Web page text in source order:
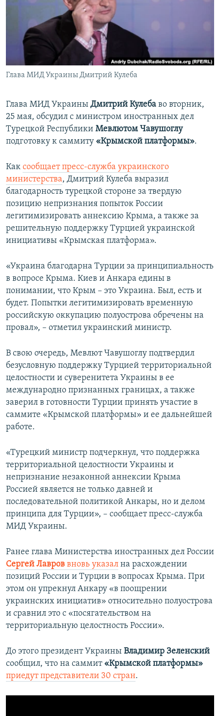
ПОБЕДИТЕЛЕЙ НЕ СУДЯТ?
КРЫМ.НЕПОКОРЕННЫЙ
ELIFBE
УКРАИНСКАЯ ПРОБЛЕМА КРЫМА
ПРИСОЕДИНЯЙТЕСЬ!
Все сайты RFE/RL
Глава МИД Украины Дмитрий Кулеба
Глава МИД Украины Дмитрий Кулеба во вторник,
25 мая, обсудил с министром иностранных дел
Турецкой Республики Мевлютом Чавушоглу
подготовку к саммиту «Крымской платформы».
Как сообщает пресс-служба украинского
министерства, Дмитрий Кулеба выразил
благодарность турецкой стороне за твердую
позицию непризнания попыток России
легитимизировать аннексию Крыма, а также за
решительную поддержку Турцией украинской
инициативы «Крымская платформа».
«Украина благодарна Турции за принципиальность
в вопросе Крыма. Киев и Анкара едины в
понимании, что Крым – это Украина. Был, есть и
будет. Попытки легитимизировать временную
российскую оккупацию полуострова обречены на
провал», – отметил украинский министр.
В свою очередь, Мевлют Чавушоглу подтвердил
безусловную поддержку Турцией территориальной
целостности и суверенитета Украины в ее
международно признанных границах, а также
заверил в готовности Турции принять участие в
саммите «Крымской платформы» и ее дальнейшей
работе.
«Турецкий министр подчеркнул, что поддержка
территориальной целостности Украины и
непризнание незаконной аннексии Крыма
Россией является не только давней и
последовательной политикой Анкары, но и делом
принципа для Турции», – сообщает пресс-служба
МИД Украины.
Ранее глава Министерства иностранных дел России
Сергей Лавров вновь указал на расхождении
позиций России и Турции в вопросах Крыма. При
этом он упрекнул Анкару «в поощрении
украинских инициатив» относительно полуострова
и сравнил это с «посягательством на
территориальную целостность России».
До этого президент Украины Владимир Зеленский
сообщил, что на саммит «Крымской платформы»
приедут представители 30 стран.